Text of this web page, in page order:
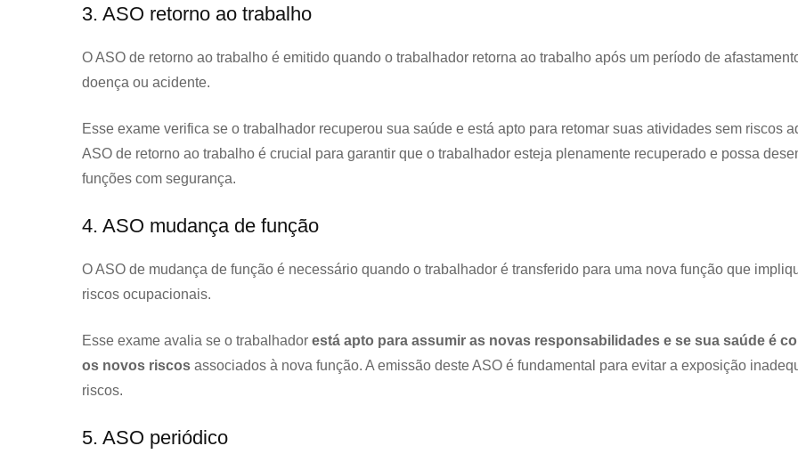
3. ASO retorno ao trabalho
O ASO de retorno ao trabalho é emitido quando o trabalhador retorna ao trabalho após um período de
doença ou acidente.
Esse exame verifica se o trabalhador recuperou sua saúde e está apto para retomar suas atividades sem riscos
ASO de retorno ao trabalho é crucial para garantir que o trabalhador esteja plenamente recuperado e possa
funções com segurança.
4. ASO mudança de função
O ASO de mudança de função é necessário quando o trabalhador é transferido para uma nova função que
riscos ocupacionais.
Esse exame avalia se o trabalhador está apto para assumir as novas responsabilidades e se sua saúde é
os novos riscos associados à nova função. A emissão deste ASO é fundamental para evitar a exposição
riscos.
5. ASO periódico